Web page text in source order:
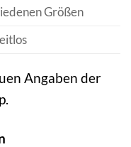
Größen
Angaben der